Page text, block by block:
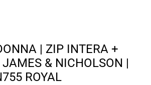
| ZIP INTERA +
& NICHOLSON |
ROYAL